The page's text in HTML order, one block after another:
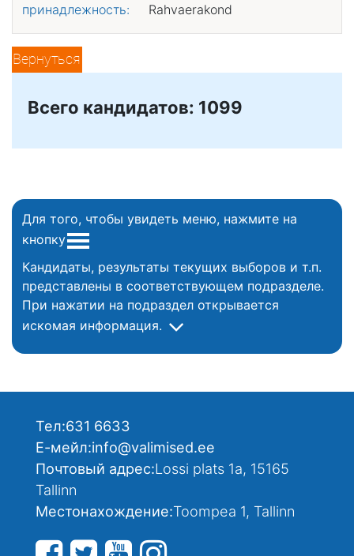
принадлежность:
Rahvaerakond
Вернуться
Всего кандидатов: 1099
Для того, чтобы увидеть меню, нажмите на
кнопку
Кандидаты, результаты текущих выборов и т.п.
представлены в соответствующем подразделе.
При нажатии на подраздел открывается
искомая информация.
Тел:631 6633
Е-мейл:info@valimised.ee
Почтовый адрес:Lossi plats 1a, 15165
Tallinn
Местонахождение:Toompea 1, Tallinn